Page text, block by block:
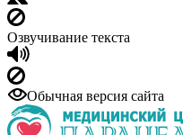
Озвучивание текста
Обычная версия сайта